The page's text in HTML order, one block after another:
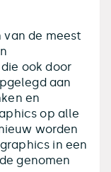
de meest
ook door
aan
en
op alle
worden
in een
genomen